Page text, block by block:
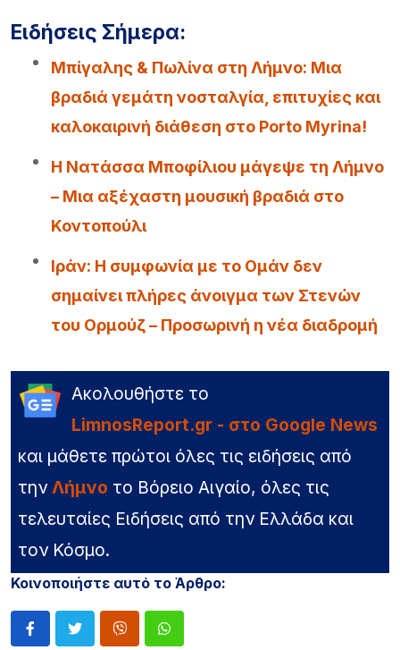
Ειδήσεις Σήμερα:
Μπίγαλης & Πωλίνα στη Λήμνο: Μια
βραδιά γεμάτη νοσταλγία, επιτυχίες και
καλοκαιρινή διάθεση στο Porto Myrina!
Η Νατάσσα Μποφίλιου μάγεψε τη Λήμνο
– Μια αξέχαστη μουσική βραδιά στο
Κοντοπούλι
Iράν: Η συμφωνία με το Ομάν δεν
σημαίνει πλήρες άνοιγμα των Στενών
του Ορμούζ – Προσωρινή η νέα διαδρομή
Ακολουθήστε το
LimnosReport.gr - στο Google News
και μάθετε πρώτοι όλες τις ειδήσεις από
την Λήμνο το Βόρειο Αιγαίο, όλες τις
τελευταίες Ειδήσεις από την Ελλάδα και
τον Κόσμο.
Κοινοποιήστε αυτό το Άρθρο: